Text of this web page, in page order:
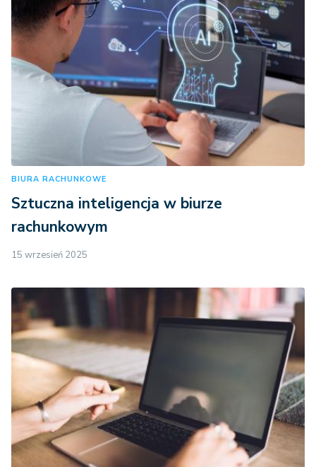
BIURA RACHUNKOWE
Sztuczna inteligencja w biurze
rachunkowym
15 wrzesień 2025